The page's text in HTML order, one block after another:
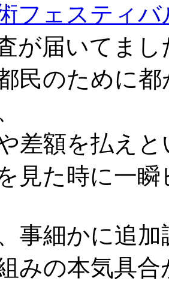
フェスティバ
が届いてまし
民のために
差額を払え
見た時に一
事細かに追
みの本気具